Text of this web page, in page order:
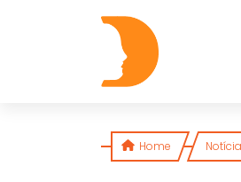
Skip to content
Home